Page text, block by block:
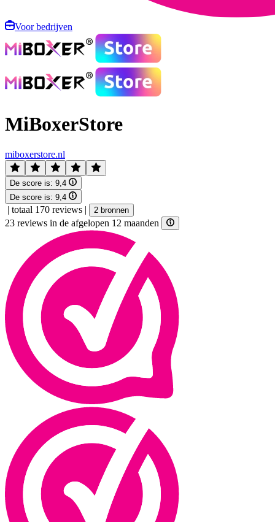
Voor bedrijven
MiBoxerStore
miboxerstore.nl
De score is: 9,4
De score is: 9,4
| totaal 170 reviews | 2 bronnen
23 reviews in de afgelopen 12 maanden